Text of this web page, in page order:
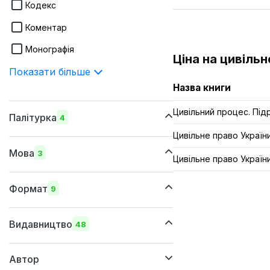
Кодекс
Коментар
Монографія
Показати більше
Палітурка 4
шкіряна
суперобкладинка
тверда
Мова 3
українська
англійська
Формат 9
205x290 мм
170х240 мм
Видавництво 48
Автор
Ціна на
Назва книги
Цивільний процес.
Цивільне право
Цивільне право